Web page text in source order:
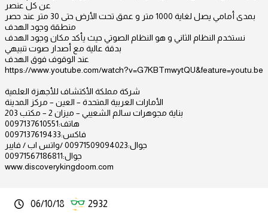
عن كل عنصر
بمدى أمامي يصل لغاية 1000 متر و عمق تحت الأرض حتى 30 متر عند حصر
منطقة وجود الهدف
نستخدم النظام الثاني و هو النظام الصوتي حيث يأكد مكان وجود الهدف
بدقة عالية مع أصدار صوت تنبيهي
عند الوقوف فوق الهدف
https://www.youtube.com/watch?v=G7KBTmwytQU&feature=youtu.be
شركة مملكة الأكتشاف للأجهزة العلمية
الأمارات العربية المتحدة – العين – مركز المدينة
بناية مجوهرات سالم الشعيبي – ميزان 2 – مكتب 203
هاتف:0097137610551
فاكس:0097137619433
جوال:00971509094023 /واتس اب / فايبر
جوال:00971567186811
www.discoverykingdoom.com
06/10/18 2932